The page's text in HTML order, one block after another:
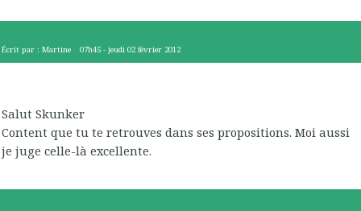
Écrit par : Martine 07h45 -jeudi 02 février 2012
Salut Skunker
Content que tu te retrouves dans ses propositions. Moi aussi
je juge celle-là excellente.